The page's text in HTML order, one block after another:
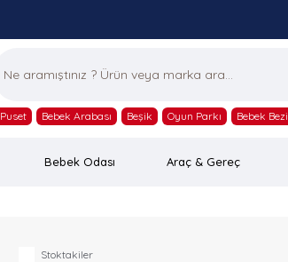
Puset Bebek Arabası Beşik Oyun Parkı Bebek Bezi
Bebek Odası Araç & Gereç
Stoktakiler